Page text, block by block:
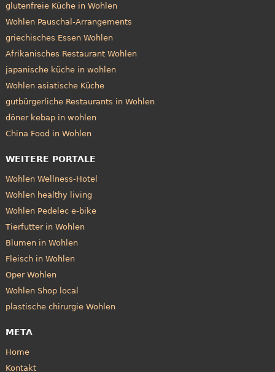
glutenfreie Küche in Wohlen
Wohlen Pauschal-Arrangements
griechisches Essen Wohlen
Afrikanisches Restaurant Wohlen
japanische küche in wohlen
Wohlen asiatische Küche
gutbürgerliche Restaurants in Wohlen
döner kebap in wohlen
China Food in Wohlen
WEITERE PORTALE
Wohlen Wellness-Hotel
Wohlen healthy living
Wohlen Pedelec e-bike
Tierfutter in Wohlen
Blumen in Wohlen
Fleisch in Wohlen
Oper Wohlen
Wohlen Shop local
plastische chirurgie Wohlen
META
Home
Kontakt